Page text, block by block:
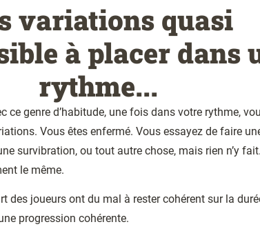
variations quasi
à placer dans
rythme...
ce genre d’habitude, une fois dans votre rythme,
Vous êtes enfermé. Vous essayez de faire
survibration, ou tout autre chose, mais rien n’y
le même.
des joueurs ont du mal à rester cohérent sur la
progression cohérente.